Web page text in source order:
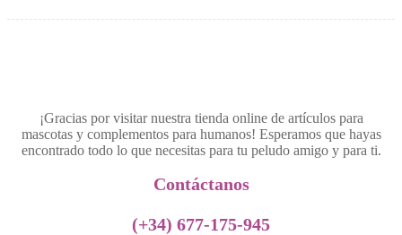
¡Gracias por visitar nuestra tienda online de artículos para
mascotas y complementos para humanos! Esperamos que hayas
encontrado todo lo que necesitas para tu peludo amigo y para ti.
Contáctanos​
(+34) 677-175-945